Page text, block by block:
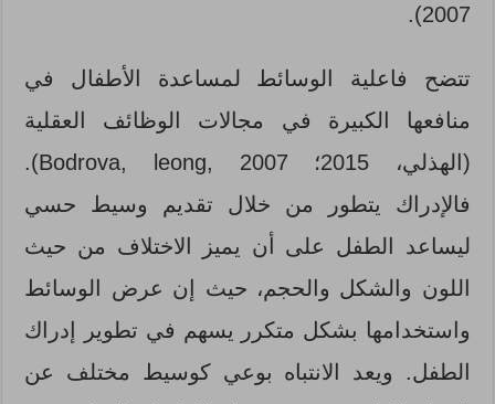
2007).
تتضح فاعلية الوسائط لمساعدة الأطفال في
منافعها الكبيرة في مجالات الوظائف العقلية
(الهذلي، 2015؛ Bodrova, leong, 2007).
فالإدراك يتطور من خلال تقديم وسيط حسي
ليساعد الطفل على أن يميز الاختلاف من حيث
اللون والشكل والحجم، حيث إن عرض الوسائط
واستخدامها بشكل متكرر يسهم في تطوير إدراك
الطفل. ويعد الانتباه بوعي كوسيط مختلف عن